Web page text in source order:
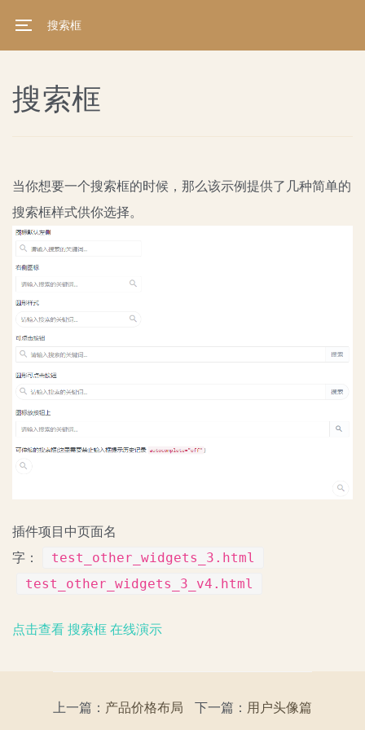
搜索框
搜索框
当你想要一个搜索框的时候，那么该示例提供了几种简单的
搜索框样式供你选择。
插件项目中页面名
字：
test_other_widgets_3.html
test_other_widgets_3_v4.html
点击查看 搜索框 在线演示
上一篇： 产品价格布局 下一篇： 用户头像篇